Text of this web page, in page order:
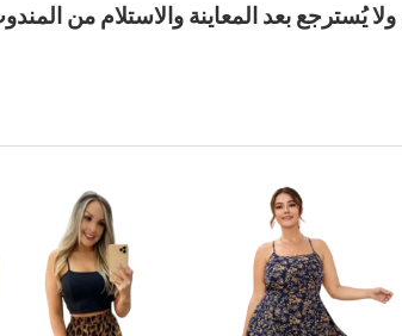
يُسترجع بعد المعاينة والاستلام من